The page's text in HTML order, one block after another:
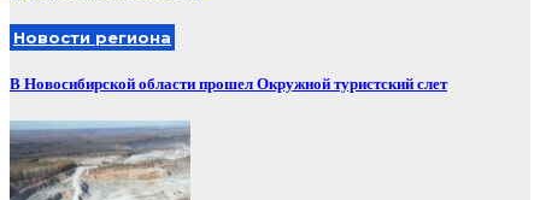
Новости региона
В Новосибирской области прошел Окружной туристский слет